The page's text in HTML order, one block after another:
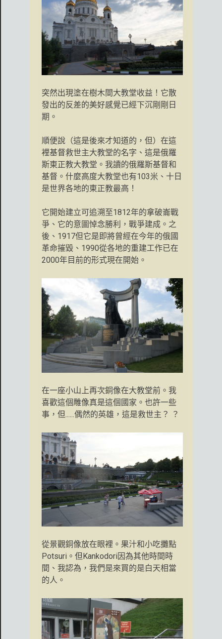
突然出現塗在樹木間大教堂收益！它散
發出的反差的美好感覺已經下沉剛剛日
期。
順便說（這是後來才知道的，但）在這
裡基督救世主大教堂的名字、這是俄羅
斯東正教大教堂。我讀的俄羅斯基督和
基督。什麼高度大教堂也有103米、十日
是世界各地的東正教最高！
它開始建立可追溯至1812年的拿破崙戰
爭、它的意圖悼念勝利，戰爭建成。之
後、1917但它是即將曾經在今年的俄國
革命摧毀、1990從各地的重建工作已在
2000年目前的形式現在開始。
在一座小山上再次銅像在大教堂前。我
喜歡這個雕像真是這個國家。也許一些
事，但......偶然的英雄，這是救世主？ ？
從景觀銅像放在眼裡。果汁和小吃攤點
Potsuri。但Kankodori因為其他時間時
間、我認為，我們是來買的是白天相當
的人。